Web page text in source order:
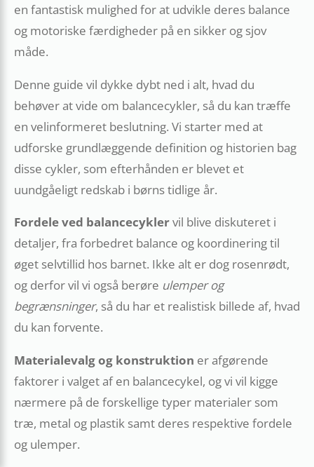
en fantastisk mulighed for at udvikle deres balance
og motoriske færdigheder på en sikker og sjov
måde.
Denne guide vil dykke dybt ned i alt, hvad du
behøver at vide om balancecykler, så du kan træffe
en velinformeret beslutning. Vi starter med at
udforske grundlæggende definition og historien bag
disse cykler, som efterhånden er blevet et
uundgåeligt redskab i børns tidlige år.
Fordele ved balancecyklervil blive diskuteret i
detaljer, fra forbedret balance og koordinering til
øget selvtillid hos barnet. Ikke alt er dog rosenrødt,
og derfor vil vi også berøre ulemper og
begrænsninger, så du har et realistisk billede af, hvad
du kan forvente.
Materialevalg og konstruktion er afgørende
faktorer i valget af en balancecykel, og vi vil kigge
nærmere på de forskellige typer materialer som
træ, metal og plastik samt deres respektive fordele
og ulemper.